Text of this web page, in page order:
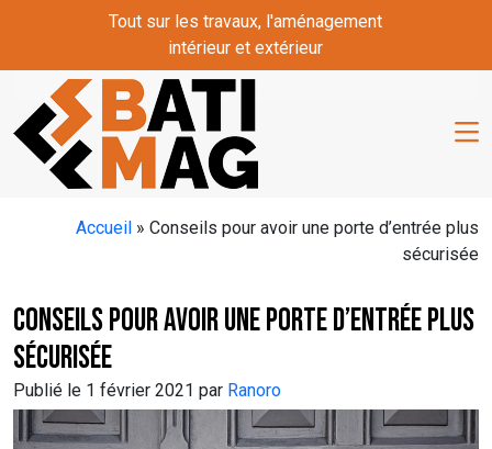
Skip to main contentTout sur les travaux, l'aménagement
intérieur et extérieur
Accueil » Conseils pour avoir une porte d’entrée plus
sécurisée
Conseils pour avoir une porte d’entrée plus
sécurisée
Publié le 1 février 2021 par Ranoro